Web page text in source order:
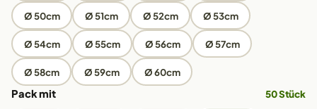
Ø 50cm Ø 51cm Ø 52cm Ø 53cm
Ø 54cm Ø 55cm Ø 56cm Ø 57cm
Ø 58cm Ø 59cm Ø 60cm
Pack mit 50 Stück